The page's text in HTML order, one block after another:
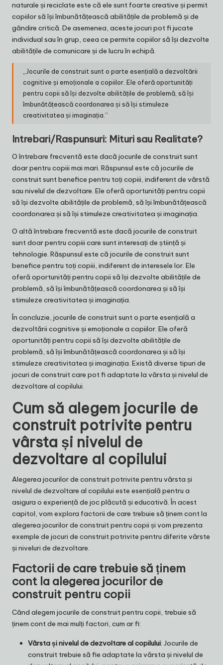
naturale și reciclate este că ele sunt foarte creative și permit
copiilor să își îmbunătățească abilitățile de problemă și de
gândire critică. De asemenea, aceste jocuri pot fi jucate
individual sau în grup, ceea ce permite copiilor să își dezvolte
abilitățile de comunicare și de lucru în echipă.
„Jocurile de construit sunt o parte esențială a dezvoltării
cognitive și emoționale a copiilor. Ele oferă oportunități
pentru copii să își dezvolte abilitățile de problemă, să își
îmbunătățească coordonarea și să își stimuleze
creativitatea și imaginația.”
Intrebari/Raspunsuri: Mituri sau Realitate?
O întrebare frecventă este dacă jocurile de construit sunt
doar pentru copiii mai mari. Răspunsul este că jocurile de
construit sunt benefice pentru toți copiii, indiferent de vârstă
sau nivelul de dezvoltare. Ele oferă oportunități pentru copii
să își dezvolte abilitățile de problemă, să își îmbunătățească
coordonarea și să își stimuleze creativitatea și imaginația.
O altă întrebare frecventă este dacă jocurile de construit
sunt doar pentru copiii care sunt interesați de știință și
tehnologie. Răspunsul este că jocurile de construit sunt
benefice pentru toți copiii, indiferent de interesele lor. Ele
oferă oportunități pentru copii să își dezvolte abilitățile de
problemă, să își îmbunătățească coordonarea și să își
stimuleze creativitatea și imaginația.
În concluzie, jocurile de construit sunt o parte esențială a
dezvoltării cognitive și emoționale a copiilor. Ele oferă
oportunități pentru copii să își dezvolte abilitățile de
problemă, să își îmbunătățească coordonarea și să își
stimuleze creativitatea și imaginația. Există diverse tipuri de
jocuri de construit care pot fi adaptate la vârsta și nivelul de
dezvoltare al copilului.
Cum să alegem jocurile de
construit potrivite pentru
vârsta și nivelul de
dezvoltare al copilului
Alegerea jocurilor de construit potrivite pentru vârsta și
nivelul de dezvoltare al copilului este esențială pentru a
asigura o experiență de joc plăcută și educativă. În acest
capitol, vom explora factorii de care trebuie să ținem cont la
alegerea jocurilor de construit pentru copii și vom prezenta
exemple de jocuri de construit potrivite pentru diferite vârste
și niveluri de dezvoltare.
Factorii de care trebuie să ținem
cont la alegerea jocurilor de
construit pentru copii
Când alegem jocurile de construit pentru copii, trebuie să
ținem cont de mai mulți factori, cum ar fi:
Vârsta și nivelul de dezvoltare al copilului: Jocurile de
construit trebuie să fie adaptate la vârsta și nivelul de